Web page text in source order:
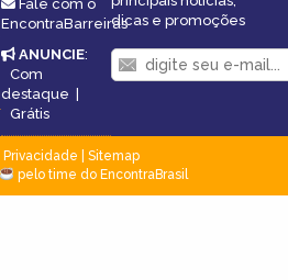
Fale com o
EncontraBarreiras
ANUNCIE:
Com
destaque |
Grátis
dicas e promoções
Privacidade
Sitemap
pelo time do EncontraBrasil